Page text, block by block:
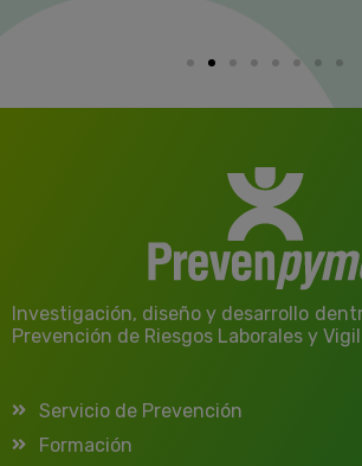
Investigación, diseño y desarrollo
Prevención de Riesgos Laborales y
Servicio de Prevención
Formación